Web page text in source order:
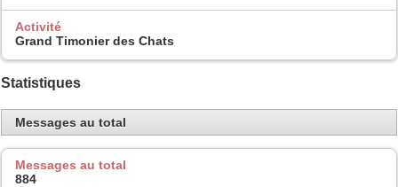
Activité
Grand Timonier des Chats
Statistiques
Messages au total
Messages au total
884